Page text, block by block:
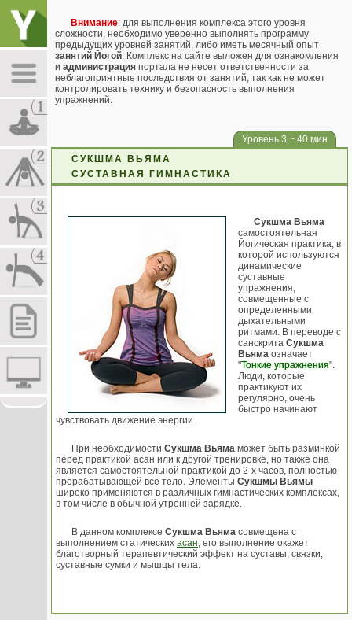
Внимание: для выполнения комплекса этого уровня
сложности, необходимо уверенно выполнять программу
предыдущих уровней занятий, либо иметь месячный опыт
занятий Йогой. Комплекс на сайте выложен для ознакомления
и администрация портала не несет ответственности за
неблагоприятные последствия от занятий, так как не может
контролировать технику и безопасность выполнения
упражнений.
Уровень 3 ~ 40 мин
СУКШМА ВЬЯМА
СУСТАВНАЯ ГИМНАСТИКА
Сукшма Вьяма
самостоятельная
Йогическая практика, в
которой используются
динамические
суставные
упражнения,
совмещенные с
определенными
дыхательными
ритмами. В переводе с
санскрита Сукшма
Вьяма означает
"Тонкие упражнения".
Люди, которые
практикуют их
регулярно, очень
быстро начинают
чувствовать движение энергии.
При необходимости Сукшма Вьяма может быть разминкой
перед практикой асан или к другой тренировке, но также она
является самостоятельной практикой до 2-х часов, полностью
прорабатывающей всё тело. Элементы Сукшмы Вьямы
широко применяются в различных гимнастических комплексах,
в том числе в обычной утренней зарядке.
В данном комплексе Сукшма Вьяма совмещена с
выполнением статических асан, его выполнение окажет
благотворный терапевтический эффект на суставы, связки,
суставные сумки и мышцы тела.